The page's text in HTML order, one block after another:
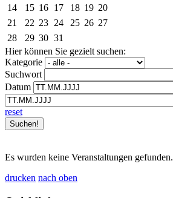
14
15 16 17 18 19 20
21
22 23 24 25 26 27
28
29 30 31
Hier können Sie gezielt suchen:
Kategorie
Suchwort
Datum
reset
Es wurden keine Veranstaltungen gefunden.
drucken nach oben